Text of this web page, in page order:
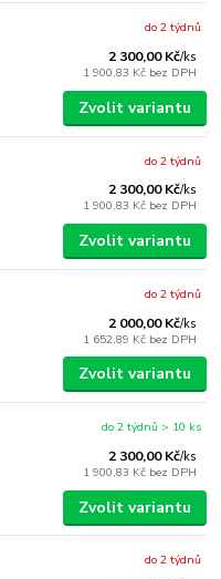
2 300,00 Kč/ks
1 900,83 Kč bez DPH
do 2 týdnů
Zvolit variantu
2 300,00 Kč/ks
1 900,83 Kč bez DPH
do 2 týdnů
Zvolit variantu
2 000,00 Kč/ks
1 652,89 Kč bez DPH
do 2 týdnů
Zvolit variantu
2 300,00 Kč/ks
1 900,83 Kč bez DPH
do 2 týdnů > 10 ks
Zvolit variantu
do 2 týdnů